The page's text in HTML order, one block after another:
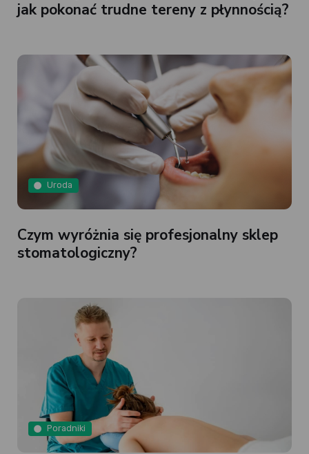
jak pokonać trudne tereny z płynnością?
Uroda
Czym wyróżnia się profesjonalny sklep
stomatologiczny?
Poradniki